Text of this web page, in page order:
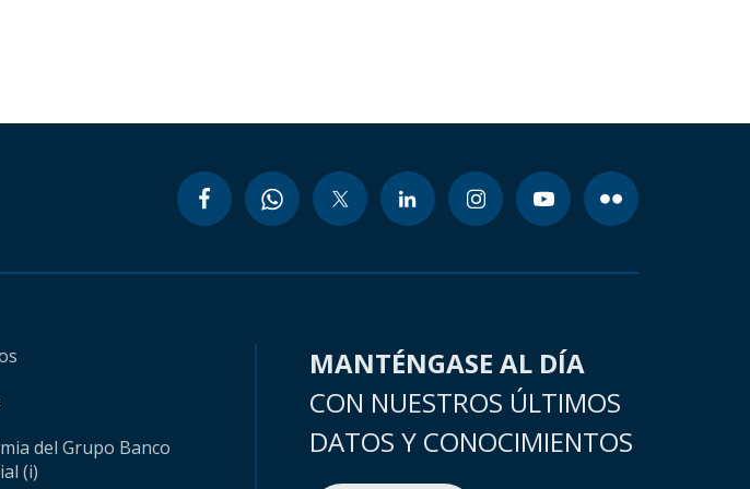
del Grupo Banco
(i)
MANTÉNGASE AL DÍA
CON NUESTROS ÚLTIMOS
DATOS Y CONOCIMIENTOS